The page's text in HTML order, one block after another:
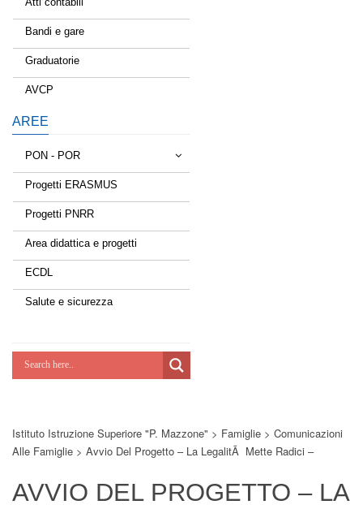
Bandi e gare
Graduatorie
AVCP
AREE
PON - POR
Tessere la rete
Estate a scuola
Scuola d'estate
Lab Green
Potenziamoci
Progetti ERASMUS
Progetti PNRR
Area didattica e progetti
ECDL
Salute e sicurezza
Istituto Istruzione Superiore "P. Mazzone" > Famiglie > Comunicazioni
Alle Famiglie > Avvio Del Progetto – La LegalitÃ Mette Radici –
AVVIO DEL PROGETTO – LA